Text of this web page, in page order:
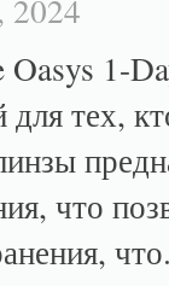
2024
1-
тех,
что